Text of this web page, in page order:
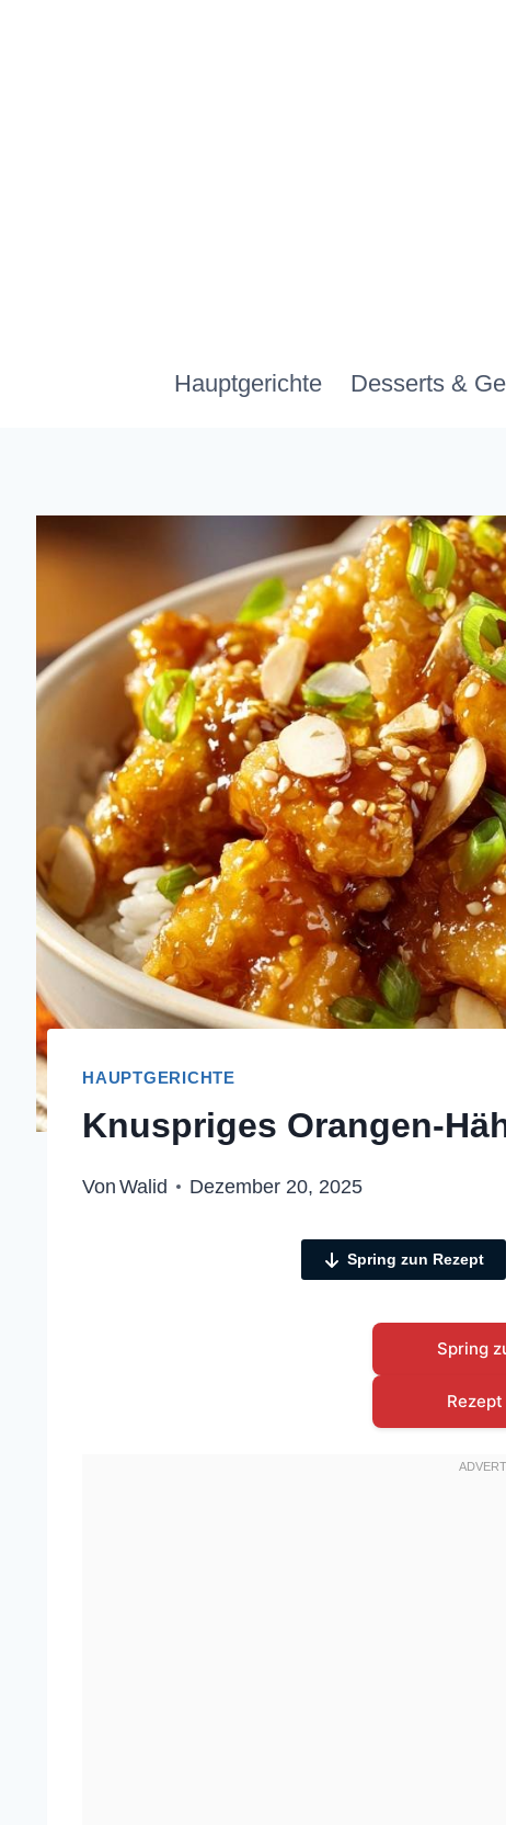
Hauptgerichte Desserts &
HAUPTGERICHTE
Knuspriges Orangen-
Von Walid Dezember 20, 2025
Spring zun Rezept
Spring